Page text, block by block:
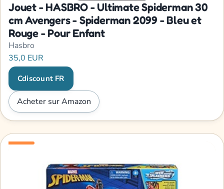
Jouet - HASBRO - Ultimate Spiderman 30
cm Avengers - Spiderman 2099 - Bleu et
Rouge - Pour Enfant
Hasbro
35,0 EUR
Cdiscount FR
Acheter sur Amazon